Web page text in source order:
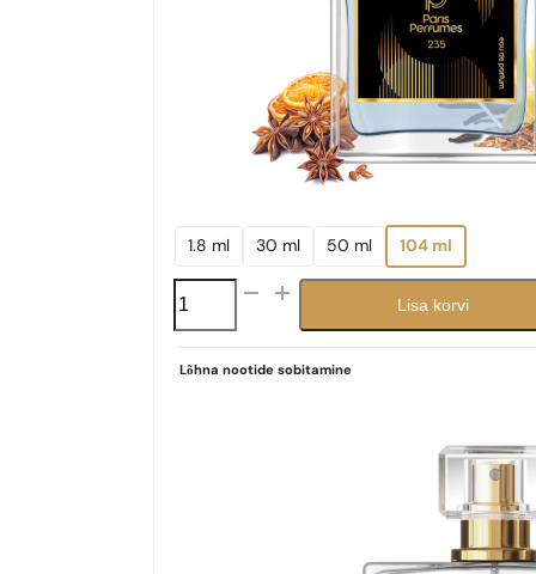
1.8 ml 30 ml 50 ml 104 ml
235
kogus
Lisa korvi
Lõhna nootide sobitamine